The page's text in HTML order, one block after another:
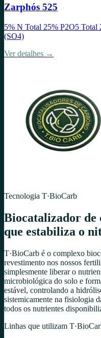
Zarphós 525
5% N Total 25% P2O5 Total
(SO4)
Ver detalhes →
Tecnologia T·BioCarb
Biocatalizador de
que estabiliza o
T·BioCarb é o complexo
revestimento nos nossos
simplesmente liberar o
microbiológica do solo e
estável, controlando a
sistemicamente na fisiologia
todos os nutrientes
Linhas que utilizam